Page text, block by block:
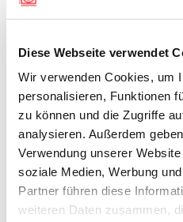
Diese Webseite verwendet
Wir verwenden Cookies, um
personalisieren, Funktionen
zu können und die Zugriffe
analysieren. Außerdem
Verwendung unserer
soziale Medien, Werbung
Partner führen diese
weiteren Daten zusammen,